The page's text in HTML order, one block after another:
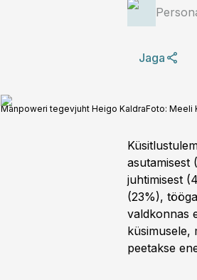
Jaga
Manpoweri tegevjuht Heigo KaldraFoto: Meeli
asutamisest
juhtimisest
(23%),
valdkonnas
küsimusele,
peetakse